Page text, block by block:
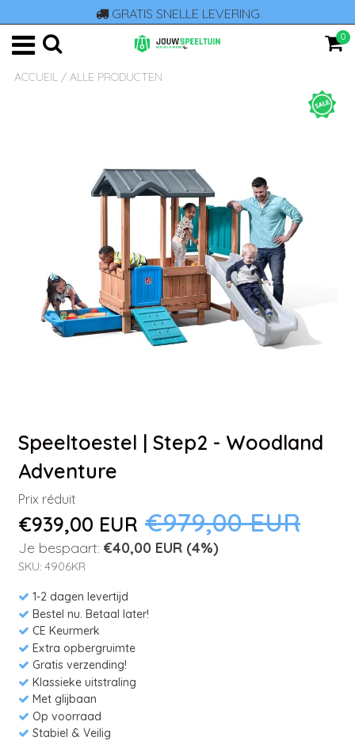
GRATIS SNELLE LEVERING
0
ACCUEIL / ALLE PRODUCTEN
Speeltoestel | Step2 - Woodland
Adventure
Prix réduit
€939,00 EUR €979,00 EUR
Je bespaart: €40,00 EUR (4%)
SKU: 4906KR
1-2 dagen levertijd
Bestel nu. Betaal later!
CE Keurmerk
Extra opbergruimte
Gratis verzending!
Klassieke uitstraling
Met glijbaan
Op voorraad
Stabiel & Veilig